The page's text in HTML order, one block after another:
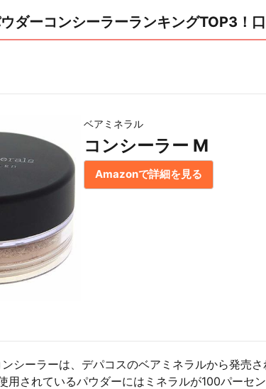
ウダーコンシーラーランキングTOP3！
ベアミネラル
コンシーラー M
Amazonで詳細を見る
シーラーは、デパコスのベアミネラルから発売さ
用されているパウダーにはミネラルが100パーセ